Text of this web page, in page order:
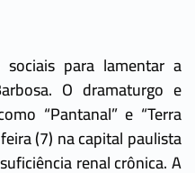
para lamentar a
O dramaturgo e
“Pantanal” e “Terra
(7) na capital paulista
renal crônica. A